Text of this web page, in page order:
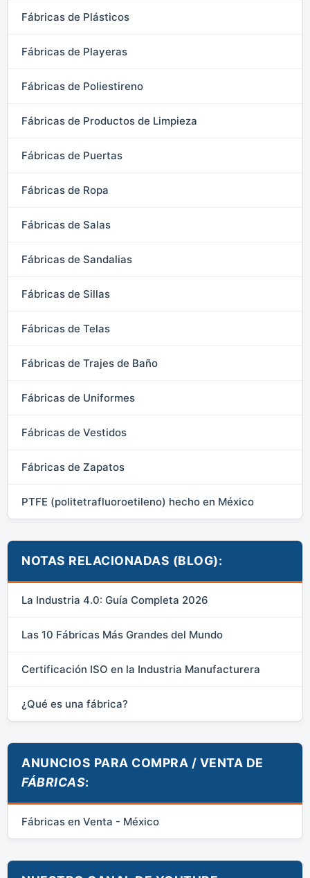
Fábricas de Plásticos
Fábricas de Playeras
Fábricas de Poliestireno
Fábricas de Productos de Limpieza
Fábricas de Puertas
Fábricas de Ropa
Fábricas de Salas
Fábricas de Sandalias
Fábricas de Sillas
Fábricas de Telas
Fábricas de Trajes de Baño
Fábricas de Uniformes
Fábricas de Vestidos
Fábricas de Zapatos
PTFE (politetrafluoroetileno) hecho en México
NOTAS RELACIONADAS (BLOG):
La Industria 4.0: Guía Completa 2026
Las 10 Fábricas Más Grandes del Mundo
Certificación ISO en la Industria Manufacturera
¿Qué es una fábrica?
ANUNCIOS PARA COMPRA / VENTA DE
FÁBRICAS:
Fábricas en Venta - México